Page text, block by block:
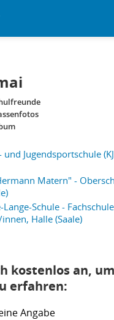
und Jugendsportschule
Matern" -
Lange-Schule -
Halle (Saale)
kostenlos an,
erfahren:
Angabe